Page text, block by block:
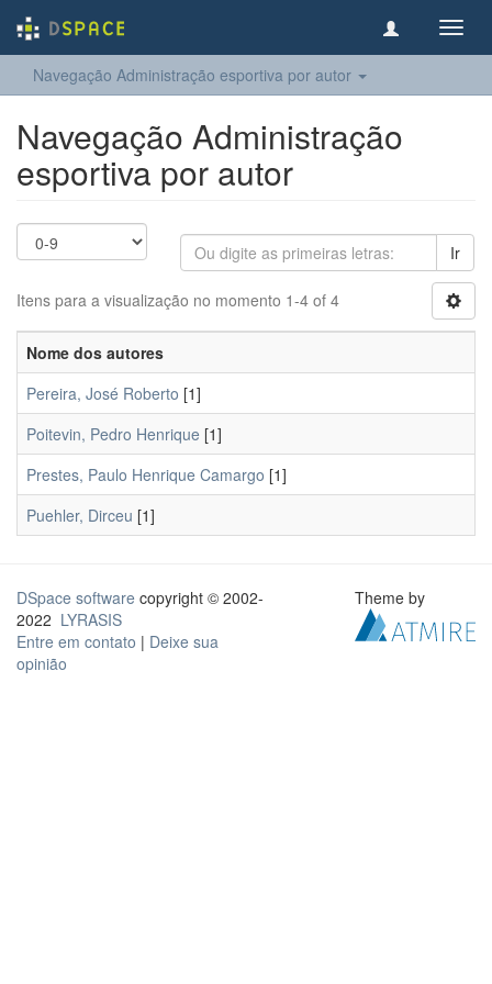
Navegação Administração esportiva por autor
Navegação Administração
esportiva por autor
Ir
Itens para a visualização no momento 1-4 of 4
Nome dos autores
Pereira, José Roberto [1]
Poitevin, Pedro Henrique [1]
Prestes, Paulo Henrique Camargo [1]
Puehler, Dirceu [1]
DSpace software copyright © 2002-
2022 LYRASIS
Entre em contato | Deixe sua
opinião
Theme by